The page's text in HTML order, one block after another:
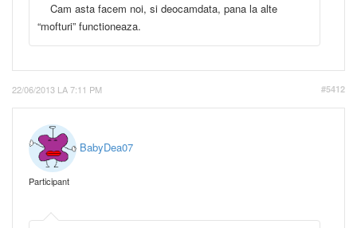
Cam asta facem noi, si deocamdata, pana la alte
“mofturi” functioneaza.
22/06/2013 LA 7:11 PM #5412
BabyDea07
Participant